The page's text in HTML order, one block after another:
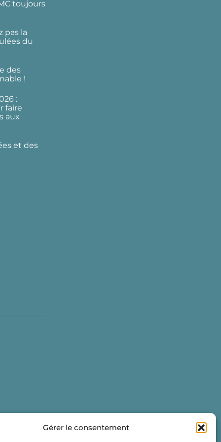
Gérer le consentement
toujours
pas la
du
des
!
:
faire
aux
et des